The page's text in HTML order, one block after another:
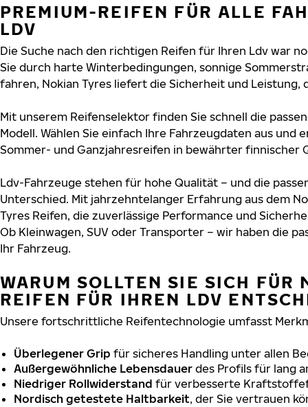
PREMIUM-REIFEN FÜR ALLE
LDV
Die Suche nach den richtigen Reifen für Ihren Ldv war
Sie durch harte Winterbedingungen, sonnige
fahren, Nokian Tyres liefert die Sicherheit und Leistung,
Mit unserem Reifenselektor finden Sie schnell die
Modell. Wählen Sie einfach Ihre Fahrzeugdaten aus und
Sommer- und Ganzjahresreifen in bewährter finnischer
Ldv-Fahrzeuge stehen für hohe Qualität – und die
Unterschied. Mit jahrzehntelanger Erfahrung aus dem
Tyres Reifen, die zuverlässige Performance und
Ob Kleinwagen, SUV oder Transporter – wir haben die
Ihr Fahrzeug.
WARUM SOLLTEN SIE SICH FÜR
REIFEN FÜR IHREN LDV
Unsere fortschrittliche Reifentechnologie umfasst
Überlegener Grip für sicheres Handling unter allen
Außergewöhnliche Lebensdauer des Profils für lang
Niedriger Rollwiderstand für verbesserte
Nordisch getestete Haltbarkeit, der Sie vertrauen